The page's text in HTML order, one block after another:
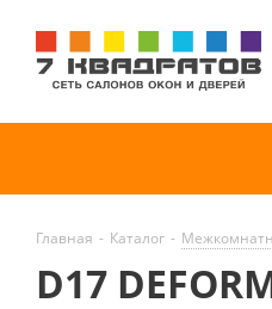
Главная - Каталог -
D17